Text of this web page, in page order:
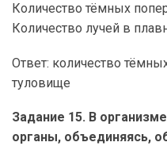
Количество тёмных
Количество лучей в
Ответ: количество
туловище
Задание 15. В
органы, объединяясь,